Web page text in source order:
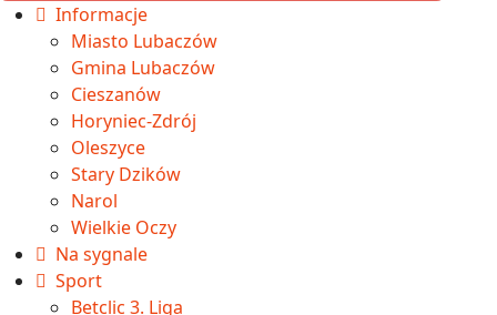
Informacje
Miasto Lubaczów
Gmina Lubaczów
Cieszanów
Horyniec-Zdrój
Oleszyce
Stary Dzików
Narol
Wielkie Oczy
Na sygnale
Sport
Betclic 3. Liga